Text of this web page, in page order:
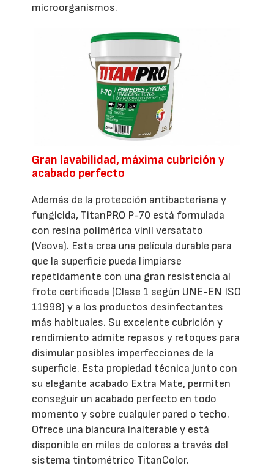
microorganismos.
Gran lavabilidad, máxima cubrición y
acabado perfecto
Además de la protección antibacteriana y
fungicida, TitanPRO P-70 está formulada
con resina polimérica vinil versatato
(Veova). Esta crea una película durable para
que la superficie pueda limpiarse
repetidamente con una gran resistencia al
frote certificada (Clase 1 según UNE-EN ISO
11998) y a los productos desinfectantes
más habituales. Su excelente cubrición y
rendimiento admite repasos y retoques para
disimular posibles imperfecciones de la
superficie. Esta propiedad técnica junto con
su elegante acabado Extra Mate, permiten
conseguir un acabado perfecto en todo
momento y sobre cualquier pared o techo.
Ofrece una blancura inalterable y está
disponible en miles de colores a través del
sistema tintométrico TitanColor.